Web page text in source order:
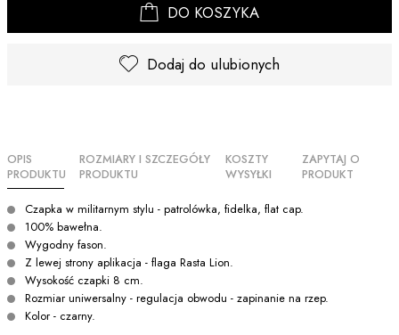
DO KOSZYKA
Dodaj do ulubionych
OPIS
PRODUKTU
ROZMIARY I SZCZEGÓŁY
PRODUKTU
KOSZTY
WYSYŁKI
ZAPYTAJ O
PRODUKT
Czapka w militarnym stylu - patrolówka, fidelka, flat cap.
100% bawełna.
Wygodny fason.
Z lewej strony aplikacja - flaga Rasta Lion.
Wysokość czapki 8 cm.
Rozmiar uniwersalny - regulacja obwodu - zapinanie na rzep.
Kolor - czarny.